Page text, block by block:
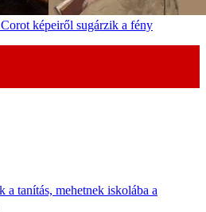
képeiről sugárzik a fény
a tanítás, mehetnek iskolába a